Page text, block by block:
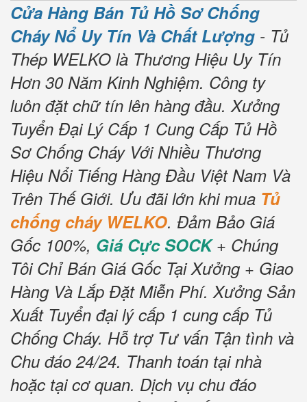
Cửa Hàng Bán Tủ Hồ Sơ Chống
Cháy Nổ Uy Tín Và Chất Lượng - Tủ
Thép WELKO là Thương Hiệu Uy Tín
Hơn 30 Năm Kinh Nghiệm. Công ty
luôn đặt chữ tín lên hàng đầu. Xưởng
Tuyển Đại Lý Cấp 1 Cung Cấp Tủ Hồ
Sơ Chống Cháy Với Nhiều Thương
Hiệu Nổi Tiếng Hàng Đầu Việt Nam Và
Trên Thế Giới. Ưu đãi lớn khi mua Tủ
chống cháy WELKO. Đảm Bảo Giá
Gốc 100%, Giá Cực SOCK+ Chúng
Tôi Chỉ Bán Giá Gốc Tại Xưởng + Giao
Hàng Và Lắp Đặt Miễn Phí. Xưởng Sản
Xuất Tuyển đại lý cấp 1 cung cấp Tủ
Chống Cháy. Hỗ trợ Tư vấn Tận tình và
Chu đáo 24/24. Thanh toán tại nhà
hoặc tại cơ quan. Dịch vụ chu đáo